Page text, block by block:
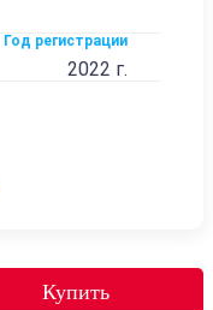
Год регистрации
2022 г.
Купить